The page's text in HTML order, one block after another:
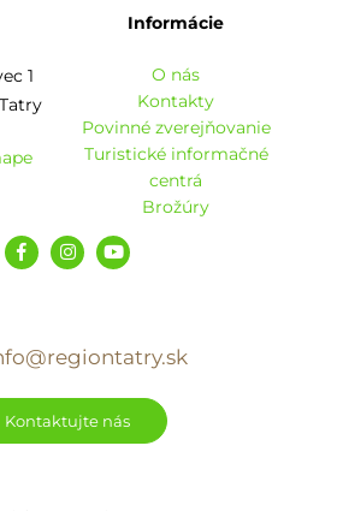
1
Informácie
O nás
Kontakty
Povinné zverejňovanie
Turistické informačné
centrá
Brožúry
Kontaktujte nás